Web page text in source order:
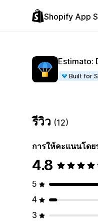
Shopify App
Estimato:
Built for
รีวิว (12)
การให้คะแนนโดย
4.8
5
4
3